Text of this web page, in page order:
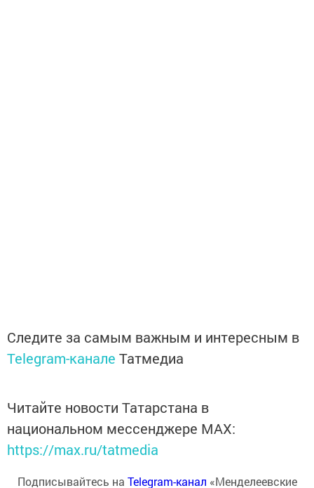
Следите за самым важным и интересным в
Telegram-канале Татмедиа
Читайте новости Татарстана в
национальном мессенджере MАХ:
https://max.ru/tatmedia
Подписывайтесь на Telegram-канал «Менделеевские